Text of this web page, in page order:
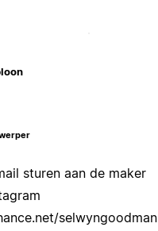
sturen aan de maker
selwyngoodman